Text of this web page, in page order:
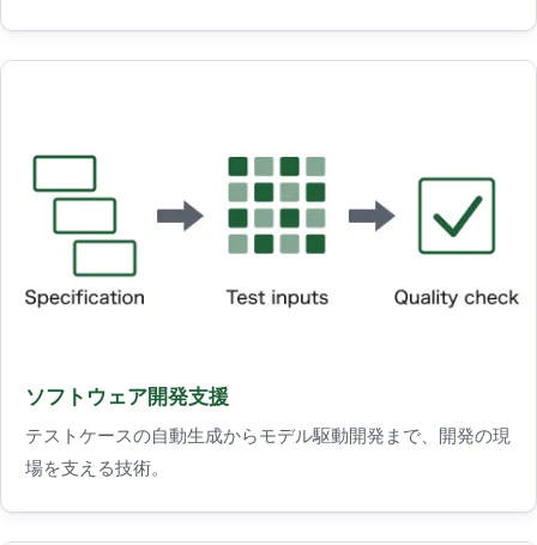
ソフトウェア開発支援
テストケースの自動生成からモデル駆動開発まで、開発の現
場を支える技術。